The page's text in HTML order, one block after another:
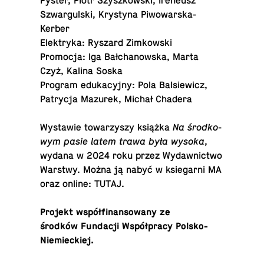
Szwar­gul­ski, Kry­sty­na Piwowarska-
Kerber
Elek­try­ka: Ryszard Zimkowski
Pro­mo­cja: Iga Bał­cha­now­ska, Marta
Czyż, Kalina Soska
Program edu­ka­cyj­ny: Pola Bal­sie­wicz,
Pa­try­cja Mazurek, Michał Chadera
Wy­sta­wie to­wa­rzy­szy książka Na środ­ko­
wym pasie latem trawa była wysoka,
wydana w 2024 roku przez Wy­daw­nic­two
Warstwy. Można ją nabyć w ksie­gar­ni MA
oraz online: TUTAJ.
Projekt współ­fi­nan­so­wa­ny ze
środków Fun­da­cji Współ­pra­cy Polsko-
Niemieckiej.